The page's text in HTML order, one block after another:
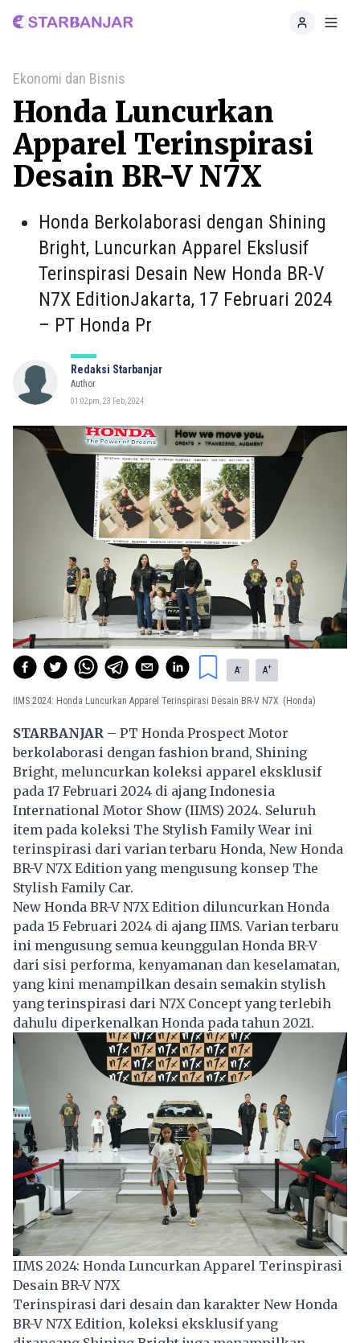
Home
Ekonomi dan Bisnis
Honda Luncurkan
Apparel Terinspirasi
Desain BR-V N7X
Honda Berkolaborasi dengan Shining
Bright, Luncurkan Apparel Ekslusif
Terinspirasi Desain New Honda BR-V
N7X EditionJakarta, 17 Februari 2024
– PT Honda Pr
Redaksi Starbanjar
Author
01:02pm, 23 Feb, 2024
A- A+
IIMS 2024: Honda Luncurkan Apparel Terinspirasi Desain BR-V N7X (Honda)
STARBANJAR – PT Honda Prospect Motor
berkolaborasi dengan fashion brand, Shining
Bright, meluncurkan koleksi apparel eksklusif
pada 17 Februari 2024 di ajang Indonesia
International Motor Show (IIMS) 2024. Seluruh
item pada koleksi The Stylish Family Wear ini
terinspirasi dari varian terbaru Honda, New Honda
BR-V N7X Edition yang mengusung konsep The
Stylish Family Car.
New Honda BR-V N7X Edition diluncurkan Honda
pada 15 Februari 2024 di ajang IIMS. Varian terbaru
ini mengusung semua keunggulan Honda BR-V
dari sisi performa, kenyamanan dan keselamatan,
yang kini menampilkan desain semakin stylish
yang terinspirasi dari N7X Concept yang terlebih
dahulu diperkenalkan Honda pada tahun 2021.
IIMS 2024: Honda Luncurkan Apparel Terinspirasi
Desain BR-V N7X
Terinspirasi dari desain dan karakter New Honda
BR-V N7X Edition, koleksi eksklusif yang